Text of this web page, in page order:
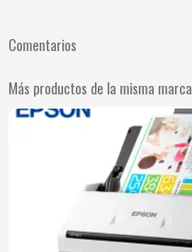
Comentarios
Más productos de la misma marca